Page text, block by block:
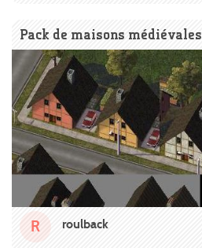
Pack de maisons médiévales
R roulback